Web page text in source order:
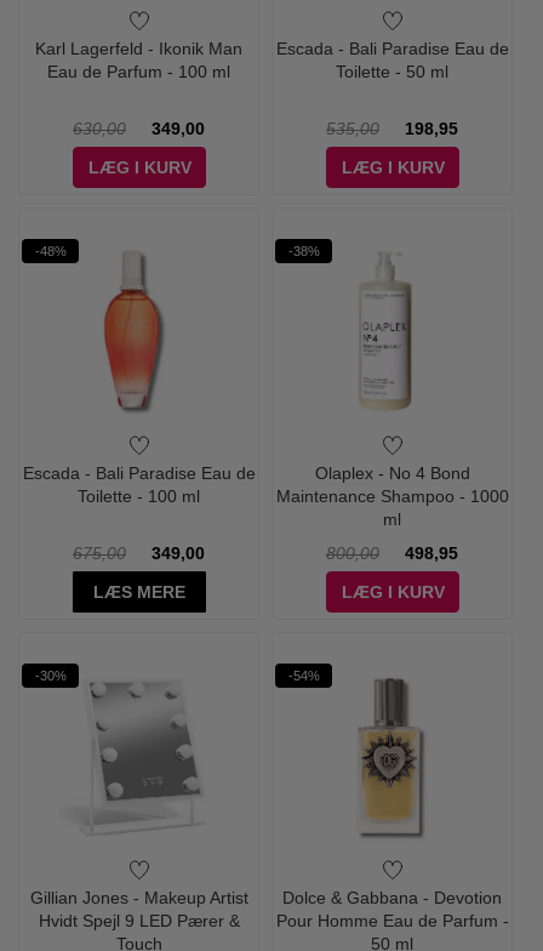
Karl Lagerfeld - Ikonik Man
Eau de Parfum - 100 ml
630,00
349,00
LÆG I KURV
Escada - Bali Paradise Eau de
Toilette - 50 ml
535,00
198,95
LÆG I KURV
-48%
Escada - Bali Paradise Eau de
Toilette - 100 ml
675,00
349,00
LÆS MERE
-38%
Olaplex - No 4 Bond
Maintenance Shampoo - 1000
ml
800,00
498,95
LÆG I KURV
-30%
Gillian Jones - Makeup Artist
Hvidt Spejl 9 LED Pærer &
Touch
-54%
Dolce & Gabbana - Devotion
Pour Homme Eau de Parfum -
50 ml